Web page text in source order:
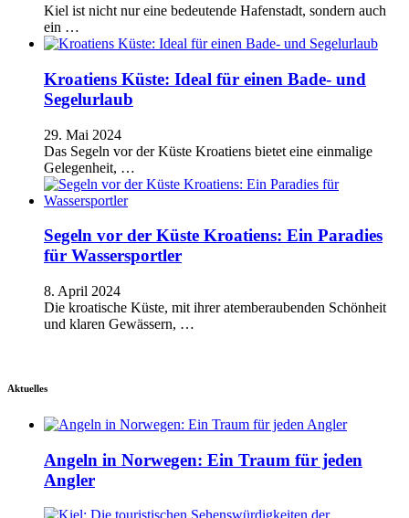
Kiel ist nicht nur eine bedeutende Hafenstadt, sondern auch
ein …
Kroatiens Küste: Ideal für einen Bade- und
Segelurlaub
29. Mai 2024
Das Segeln vor der Küste Kroatiens bietet eine einmalige
Gelegenheit, …
Segeln vor der Küste Kroatiens: Ein Paradies
für Wassersportler
8. April 2024
Die kroatische Küste, mit ihrer atemberaubenden Schönheit
und klaren Gewässern, …
Aktuelles
Angeln in Norwegen: Ein Traum für jeden
Angler